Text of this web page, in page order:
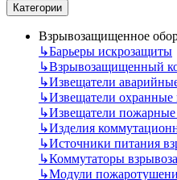
Категории
Взрывозащищенное
↳Барьеры искрозащиты
↳Взрывозащищенный
↳Извещатели
↳Извещатели
↳Извещатели
↳Изделия
↳Источники питания
↳Коммутаторы
↳Модули